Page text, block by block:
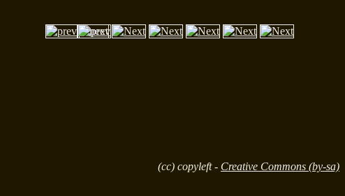
(cc) copyleft - Creative Commons (by-sa)